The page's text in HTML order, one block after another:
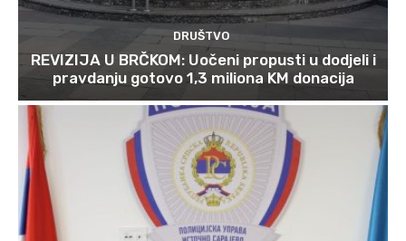
DRUŠTVO
REVIZIJA U BRČKOM: Uočeni propusti u dodjeli i
pravdanju gotovo 1,3 miliona KM donacija